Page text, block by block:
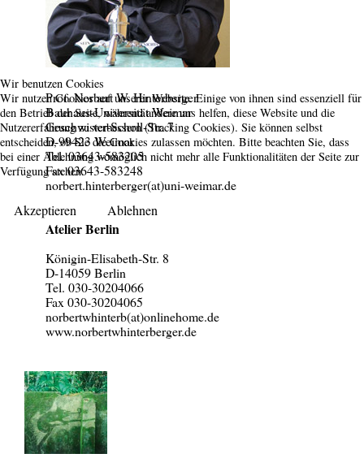
Prof. Norbert W. Hinterberger
Bauhaus-Universität Weimar
Geschwister-Scholl-Str. 7
D-99423 Weimar
Tel. 03643-583205
Fax 03643-583248
norbert.hinterberger(at)uni-weimar.de
Atelier Berlin
Königin-Elisabeth-Str. 8
D-14059 Berlin
Tel. 030-30204066
Fax 030-30204065
norbertwhinterb(at)onlinehome.de
www.norbertwhinterberger.de
Wir benutzen Cookies
Wir nutzen Cookies auf unserer Website. Einige von ihnen sind essenziell für
den Betrieb der Seite, während andere uns helfen, diese Website und die
Nutzererfahrung zu verbessern (Tracking Cookies). Sie können selbst
entscheiden, ob Sie die Cookies zulassen möchten. Bitte beachten Sie, dass
bei einer Ablehnung womöglich nicht mehr alle Funktionalitäten der Seite zur
Verfügung stehen.
Akzeptieren Ablehnen